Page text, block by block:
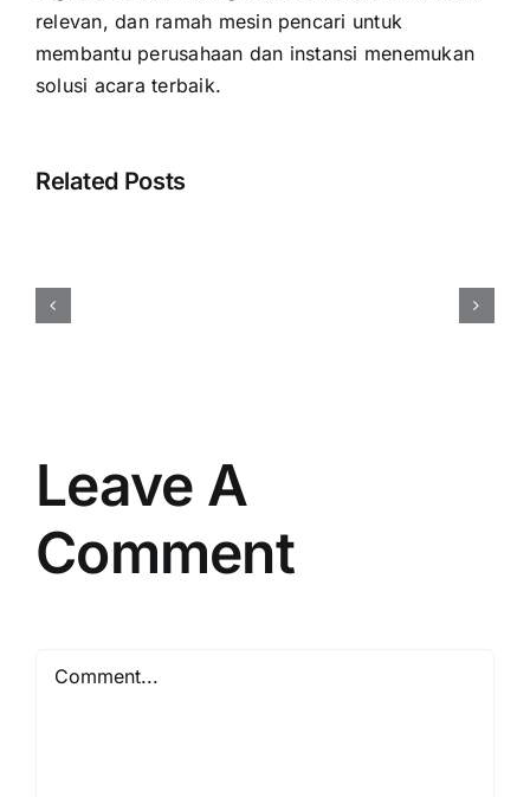
relevan, dan ramah mesin pencari untuk
membantu perusahaan dan instansi menemukan
solusi acara terbaik.
Related Posts
Leave A
Comment